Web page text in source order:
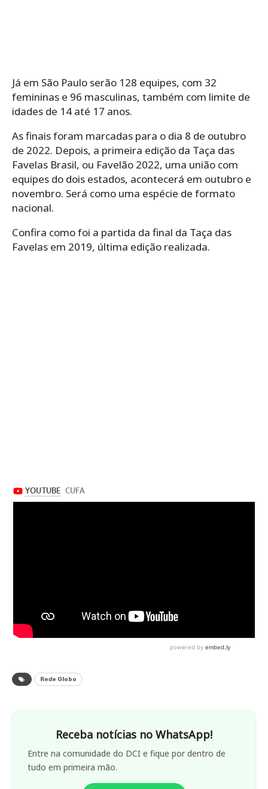
Já em São Paulo serão 128 equipes, com 32
femininas e 96 masculinas, também com limite de
idades de 14 até 17 anos.
As finais foram marcadas para o dia 8 de outubro
de 2022. Depois, a primeira edição da Taça das
Favelas Brasil, ou Favelão 2022, uma união com
equipes do dois estados, acontecerá em outubro e
novembro. Será como uma espécie de formato
nacional.
Confira como foi a partida da final da Taça das
Favelas em 2019, última edição realizada.
Rede Globo
Receba notícias no WhatsApp!
Entre na comunidade do DCI e fique por dentro de
tudo em primeira mão.